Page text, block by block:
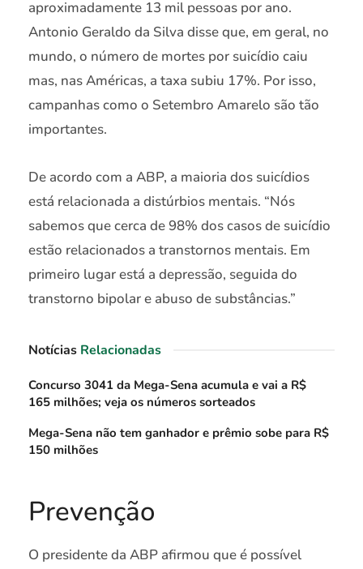
aproximadamente 13 mil pessoas por ano.
Antonio Geraldo da Silva disse que, em geral, no
mundo, o número de mortes por suicídio caiu
mas, nas Américas, a taxa subiu 17%. Por isso,
campanhas como o Setembro Amarelo são tão
importantes.
De acordo com a ABP, a maioria dos suicídios
está relacionada a distúrbios mentais. “Nós
sabemos que cerca de 98% dos casos de suicídio
estão relacionados a transtornos mentais. Em
primeiro lugar está a depressão, seguida do
transtorno bipolar e abuso de substâncias.”
Notícias Relacionadas
Concurso 3041 da Mega-Sena acumula e vai a R$
165 milhões; veja os números sorteados
Mega-Sena não tem ganhador e prêmio sobe para R$
150 milhões
Prevenção
O presidente da ABP afirmou que é possível